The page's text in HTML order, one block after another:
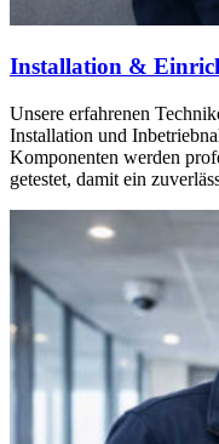
Installation &
Unsere erfahrenen
Installation und
Komponenten werden
getestet, damit ein